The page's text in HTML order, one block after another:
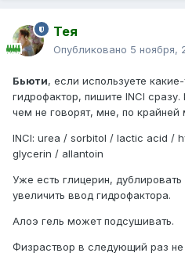
Тея
Опубликовано 5 ноября,
Бьюти, если используете
гидрофактор, пишите INCI сразу.
чем не говорят, мне, по крайней
INCI: urea / sorbitol / lactic acid /
glycerin / allantoin
Уже есть глицерин,
увеличить ввод гидрофактора.
Алоэ гель может подсушивать.
Физраствор в следующий раз